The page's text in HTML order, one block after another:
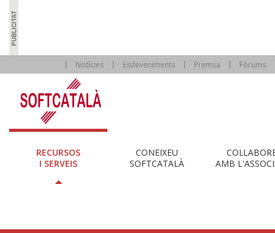
Notícies Esdeveniments Premsa Fòrums
RECURSOS
I SERVEIS
CONEIXEU
SOFTCATALÀ
AMB